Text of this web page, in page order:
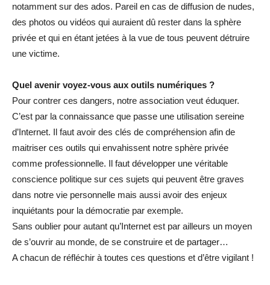
notamment sur des ados. Pareil en cas de diffusion de nudes,
des photos ou vidéos qui auraient dû rester dans la sphère
privée et qui en étant jetées à la vue de tous peuvent détruire
une victime.
Quel avenir voyez-vous aux outils numériques ?
Pour contrer ces dangers, notre association veut éduquer.
C’est par la connaissance que passe une utilisation sereine
d’Internet. Il faut avoir des clés de compréhension afin de
maitriser ces outils qui envahissent notre sphère privée
comme professionnelle. Il faut développer une véritable
conscience politique sur ces sujets qui peuvent être graves
dans notre vie personnelle mais aussi avoir des enjeux
inquiétants pour la démocratie par exemple.
Sans oublier pour autant qu’Internet est par ailleurs un moyen
de s’ouvrir au monde, de se construire et de partager…
A chacun de réfléchir à toutes ces questions et d’être vigilant !